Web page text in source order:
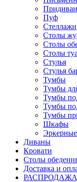
Пуф
Стеллажи
Столы
Столы
Столы
Стулья
Стулья
Тумбы
Тумбы
Тумбы
Тумбы
Тумбы
Шкафы
Диваны
Кровати
Столы
Доставка и
РАСПРОДАЖА